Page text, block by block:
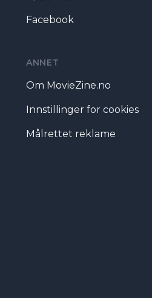
Facebook
ANNET
Om MovieZine.no
Innstillinger for cookies
Målrettet reklame